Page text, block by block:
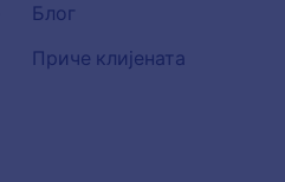
Блог
Приче клијената